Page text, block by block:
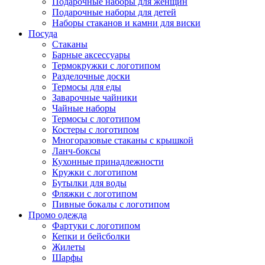
Подарочные наборы для детей
Наборы стаканов и камни для виски
Посуда
Стаканы
Барные аксессуары
Термокружки с логотипом
Разделочные доски
Термосы для еды
Заварочные чайники
Чайные наборы
Термосы с логотипом
Костеры с логотипом
Многоразовые стаканы с крышкой
Ланч-боксы
Кухонные принадлежности
Кружки с логотипом
Бутылки для воды
Фляжки с логотипом
Пивные бокалы с логотипом
Промо одежда
Фартуки с логотипом
Кепки и бейсболки
Жилеты
Шарфы